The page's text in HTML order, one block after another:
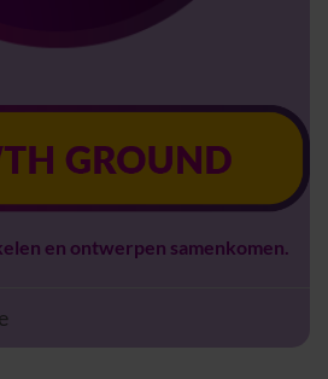
en ontwerpen samenkomen.